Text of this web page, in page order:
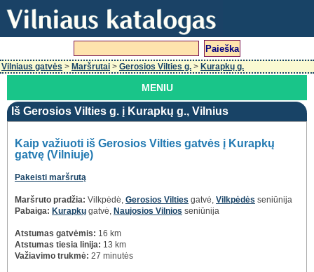
Vilniaus gatvės > Maršrutai > Gerosios Vilties g. > Kurapkų g.
MENIU
Iš Gerosios Vilties g. į Kurapkų g., Vilnius
Kaip važiuoti iš Gerosios Vilties gatvės į Kurapkų
gatvę (Vilniuje)
Pakeisti maršrutą
Maršruto pradžia: Vilkpėdė, Gerosios Vilties gatvė, Vilkpėdės seniūnija
Pabaiga: Kurapkų gatvė, Naujosios Vilnios seniūnija
Atstumas gatvėmis: 16 km
Atstumas tiesia linija: 13 km
Važiavimo trukmė: 27 minutės